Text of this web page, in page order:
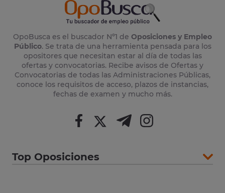
OpoBusca es el buscador Nº1 de Oposiciones y Empleo
Público. Se trata de una herramienta pensada para los
opositores que necesitan estar al día de todas las
ofertas y convocatorias. Recibe avisos de Ofertas y
Convocatorias de todas las Administraciones Públicas,
conoce los requisitos de acceso, plazos de instancias,
fechas de examen y mucho más.
Top Oposiciones